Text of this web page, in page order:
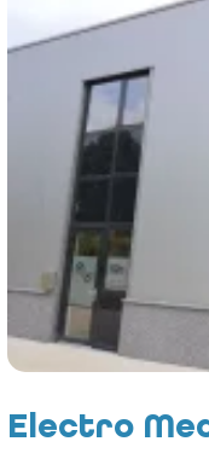
Electro